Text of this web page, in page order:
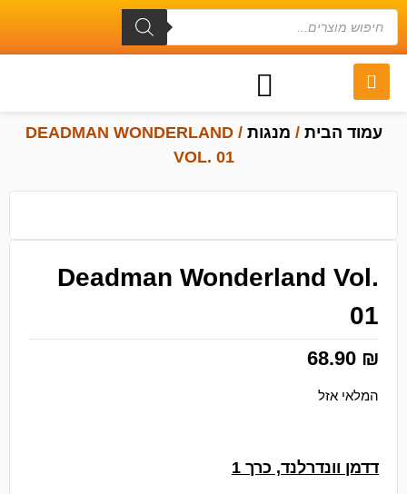
עמוד הבית / מנגות
/ DEADMAN WONDERLAND
VOL. 01
Deadman Wonderland Vol.
01
68.90 ₪
המלאי אזל
דדמן וונדרלנד, כרך 1